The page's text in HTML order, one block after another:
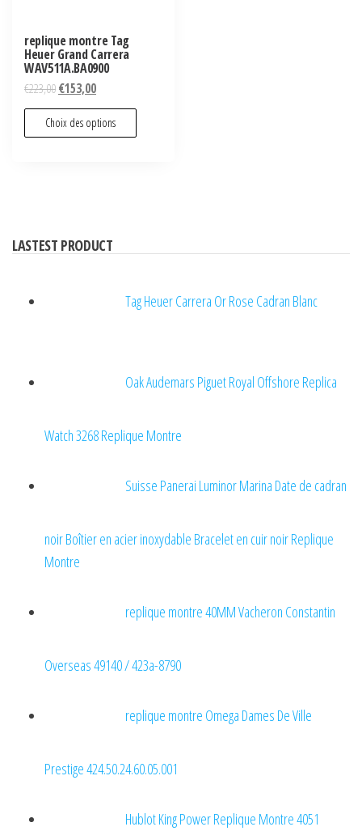
replique montre Tag
Heuer Grand Carrera
WAV511A.BA0900
€223,00€153,00
Choix des options
LASTEST PRODUCT
Tag Heuer Carrera Or Rose Cadran Blanc
Oak Audemars Piguet Royal Offshore Replica
Watch 3268 Replique Montre
Suisse Panerai Luminor Marina Date de cadran
noir Boîtier en acier inoxydable Bracelet en cuir noir Replique
Montre
replique montre 40MM Vacheron Constantin
Overseas 49140 / 423a-8790
replique montre Omega Dames De Ville
Prestige 424.50.24.60.05.001
Hublot King Power Replique Montre 4051